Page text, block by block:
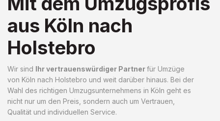
aus Köln nach
Holstebro
Wir sind Ihr vertrauenswürdiger Partnerfür Umzüge
von Köln nach Holstebro und weit darüber hinaus. Bei der
Wahl des richtigen Umzugsunternehmens in Köln geht es
nicht nur um den Preis, sondern auch um Vertrauen,
Qualität und individuellen Service.